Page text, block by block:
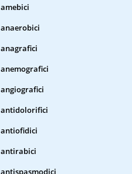
amebici
anaerobici
anagrafici
anemografici
angiografici
antidolorifici
antiofidici
antirabici
antispasmodici